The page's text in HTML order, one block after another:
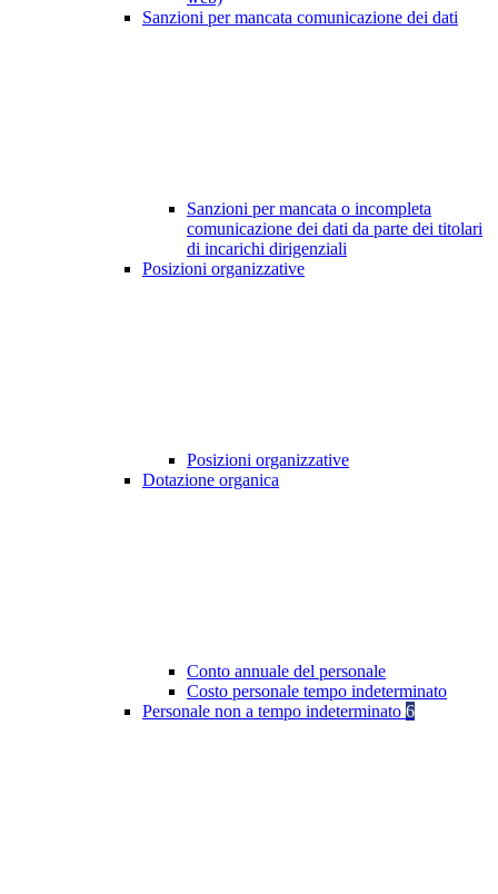
Sanzioni per mancata comunicazione dei dati
Sanzioni per mancata o incompleta
comunicazione dei dati da parte dei titolari
di incarichi dirigenziali
Posizioni organizzative
Posizioni organizzative
Dotazione organica
Conto annuale del personale
Costo personale tempo indeterminato
Personale non a tempo indeterminato 6